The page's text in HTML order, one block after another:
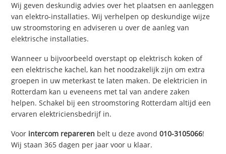
Wij geven deskundig advies over het plaatsen en aanleggen
van elektro-installaties. Wij verhelpen op deskundige wijze
uw stroomstoring en adviseren u over de aanleg van
elektrische installaties.
Wanneer u bijvoorbeeld overstapt op elektrisch koken of
een elektrische kachel, kan het noodzakelijk zijn om extra
groepen in uw meterkast te laten maken. De elektricien in
Rotterdam kan u eveneens met tal van andere zaken
helpen. Schakel bij een stroomstoring Rotterdam altijd een
ervaren elektriciensbedrijf in.
Voor intercom repareren belt u deze avond010-3105066!
Wij staan 365 dagen per jaar voor u klaar.